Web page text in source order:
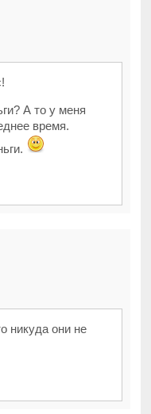
А то у меня
время.
никуда они не